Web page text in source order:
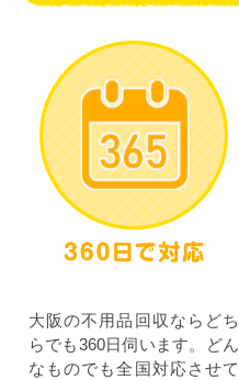
大阪の不用品回収ならどち
らでも360日伺います。どん
なものでも全国対応させて